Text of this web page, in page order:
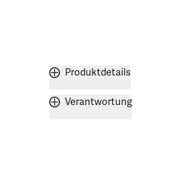
Produktdetails
Verantwortung